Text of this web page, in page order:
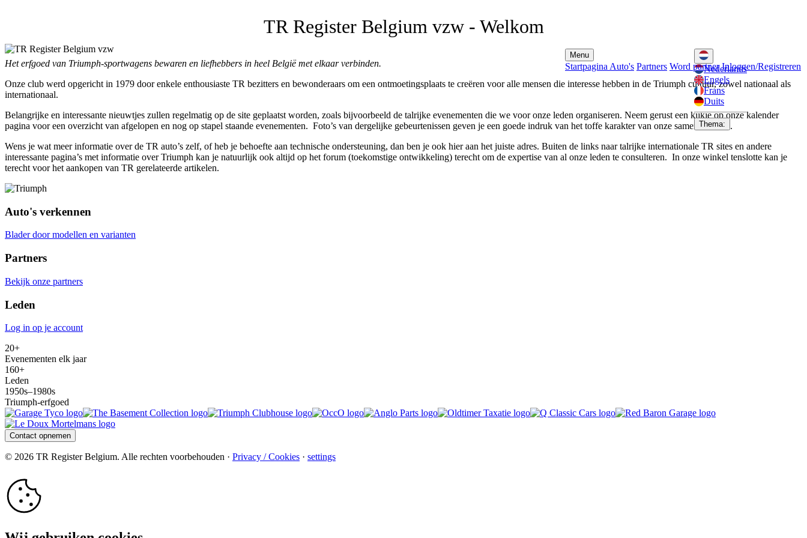
TR Register Belgium vzw - Welkom
Nederlands
Engels
Frans
Duits
Thema:
Menu
Startpagina Auto's Partners Word partner Inloggen/Registreren
Het erfgoed van Triumph-sportwagens bewaren en liefhebbers in heel België met elkaar verbinden.
Onze club werd opgericht in 1979 door enkele enthousiaste TR bezitters en bewonderaars om een ontmoetingsplaats te creëren voor alle mensen die interesse hebben in de Triumph cultuur, zowel nationaal als
internationaal.
Belangrijke en interessante nieuwtjes zullen regelmatig op de site geplaatst worden, zoals bijvoorbeeld de talrijke evenementen die we voor onze leden organiseren. Neem gerust een kijkje op onze kalender
pagina voor een overzicht van afgelopen en nog op stapel staande evenementen. Foto’s van dergelijke gebeurtenissen geven je een goede indruk van het toffe karakter van onze samenkomsten.
Wens je wat meer informatie over de TR auto’s zelf, of heb je behoefte aan technische ondersteuning, dan ben je ook hier aan het juiste adres. Buiten de links naar talrijke internationale TR sites en andere
interessante pagina’s met informatie over Triumph kan je natuurlijk ook altijd op het forum (toekomstige ontwikkeling) terecht om de expertise van al onze leden te consulteren. In onze winkel tenslotte kan je
terecht voor het aankopen van TR gerelateerde artikelen.
Auto's verkennen
Blader door modellen en varianten
Partners
Bekijk onze partners
Leden
Log in op je account
20+
Evenementen elk jaar
160+
Leden
1950s–1980s
Triumph-erfgoed
Contact opnemen
© 2026 TR Register Belgium. Alle rechten voorbehouden · Privacy / Cookies · settings